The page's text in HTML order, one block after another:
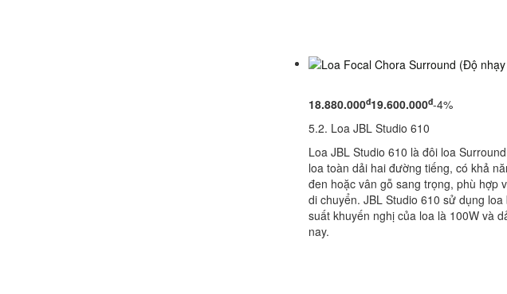
18.880.000đ19.600.000đ-4%
5.2. Loa JBL Studio 610
Loa JBL Studio 610 là đôi loa
loa toàn dải hai đường tiếng, có khả
đen hoặc vân gỗ sang trọng, phù hợp
di chuyển. JBL Studio 610 sử dụng
suất khuyến nghị của loa là 100W và
nay.